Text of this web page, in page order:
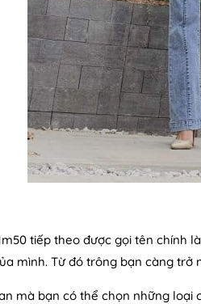
tiếp theo được gọi tên chính
mình. Từ đó trông bạn càng trở
mà bạn có thể chọn những